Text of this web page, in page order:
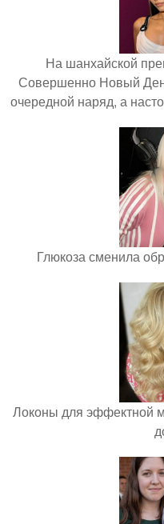
На шанхайской
Совершенно Новый
очередной наряд, а
Глюкоза сменила
Локоны для эффектной